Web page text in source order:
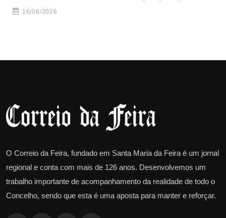
16/06/2026
O Correio da Feira, fundado em Santa Maria da Feira é um jornal
regional e conta com mais de 126 anos. Desenvolvemos um
trabalho importante de acompanhamento da realidade de todo o
Concelho, sendo que esta é uma aposta para manter e reforçar.